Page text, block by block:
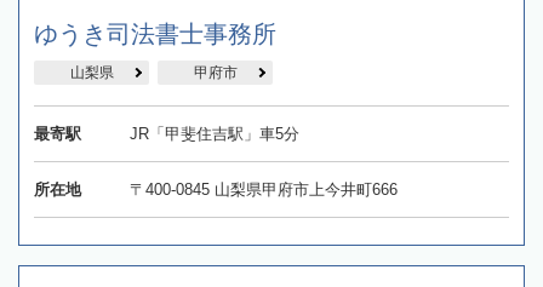
ゆうき司法書士事務所
山梨県 甲府市
最寄駅 JR「甲斐住吉駅」車5分
所在地 〒400-0845 山梨県甲府市上今井町666